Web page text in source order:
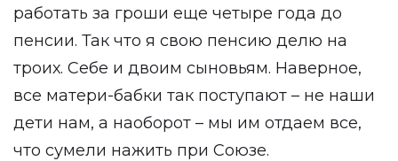
работать за гроши еще четыре года до
пенсии. Так что я свою пенсию делю на
троих. Себе и двоим сыновьям. Наверное,
все матери-бабки так поступают – не наши
дети нам, а наоборот – мы им отдаем все,
что сумели нажить при Союзе.